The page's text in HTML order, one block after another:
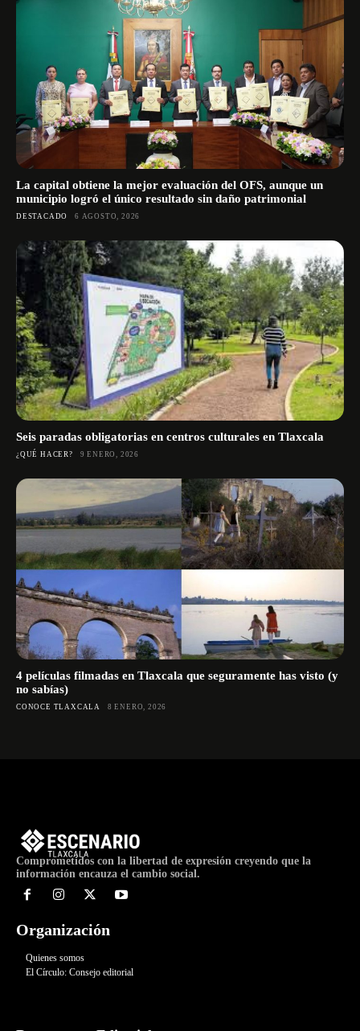
La capital obtiene la mejor evaluación del OFS, aunque un
municipio logró el único resultado sin daño patrimonial
DESTACADO 6 AGOSTO, 2026
Seis paradas obligatorias en centros culturales en Tlaxcala
¿QUÉ HACER? 9 ENERO, 2026
4 películas filmadas en Tlaxcala que seguramente has visto (y
no sabías)
CONOCE TLAXCALA 8 ENERO, 2026
Comprometidos con la libertad de expresión creyendo que la
información encauza el cambio social.
Organización
Quienes somos
El Círculo: Consejo editorial